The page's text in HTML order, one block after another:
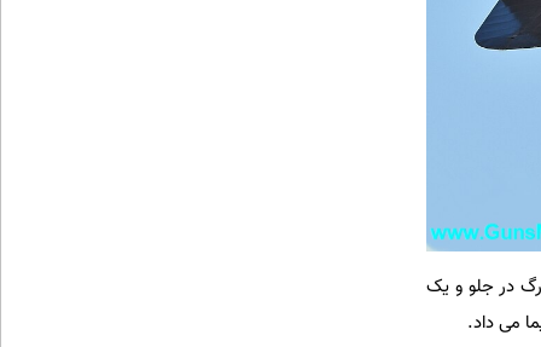
در جلو و یک
می داد.